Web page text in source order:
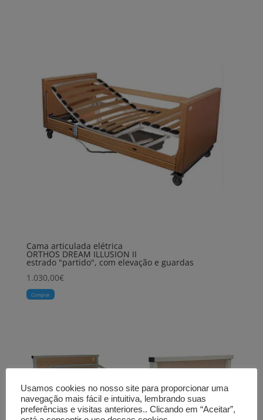
Cama articulada elétrica
ORTHOS DREAM ILLUSION II
estrado "partido", com elevação e guardas
1.030,00€
Comprar
Usamos cookies no nosso site para proporcionar uma
navegação mais fácil e intuitiva, lembrando suas
preferências e visitas anteriores.. Clicando em “Aceitar”,